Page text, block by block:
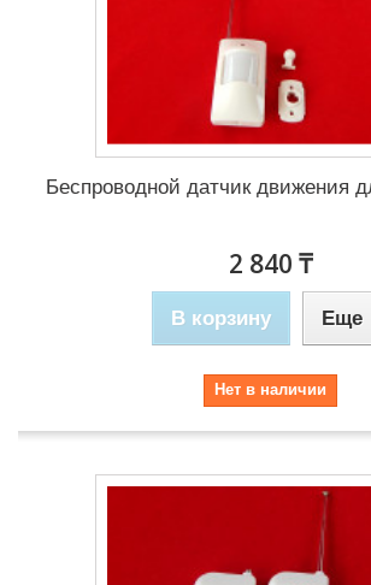
Беспроводной датчик движения
2 840 ₸
В корзину Еще
Нет в наличии